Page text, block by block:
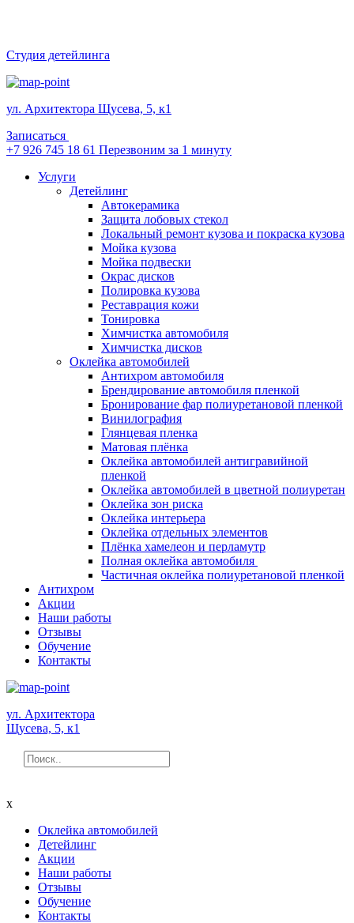
Студия детейлинга
ул. Архитектора Щусева, 5, к1
Записаться
+7 926 745 18 61 Перезвоним за 1 минуту
Услуги
Детейлинг
Автокерамика
Защита лобовых стекол
Локальный ремонт кузова и покраска кузова
Мойка кузова
Мойка подвески
Окрас дисков
Полировка кузова
Реставрация кожи
Тонировка
Химчистка автомобиля
Химчистка дисков
Оклейка автомобилей
Антихром автомобиля
Брендирование автомобиля пленкой
Бронирование фар полиуретановой пленкой
Винилография
Глянцевая пленка
Матовая плёнка
Оклейка автомобилей антигравийной
пленкой
Оклейка автомобилей в цветной полиуретан
Оклейка зон риска
Оклейка интерьера
Оклейка отдельных элементов
Плёнка хамелеон и перламутр
Полная оклейка автомобиля
Частичная оклейка полиуретановой пленкой
Антихром
Акции
Наши работы
Отзывы
Обучение
Контакты
ул. Архитектора
Щусева, 5, к1
x
Оклейка автомобилей
Детейлинг
Акции
Наши работы
Отзывы
Обучение
Контакты